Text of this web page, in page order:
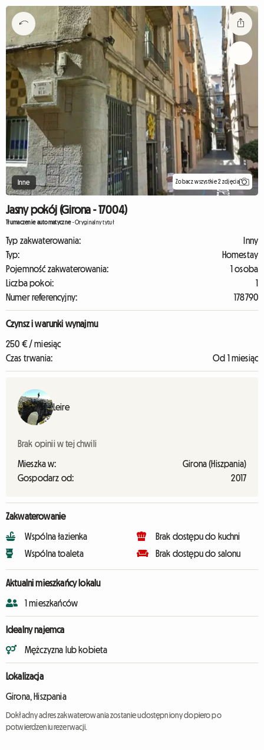
Inne Zobacz wszystkie 2 zdjęcia
Jasny pokój (Girona - 17004)
Tłumaczenie automatyczne-Oryginalny tytuł
Typ zakwaterowania:
Inny
Typ:
Homestay
Pojemność zakwaterowania:
1 osoba
Liczba pokoi:
1
Numer referencyjny:
178790
Czynsz i warunki wynajmu
250 € / miesiąc
Czas trwania:
Od 1 miesiąc
Leire
Brak opinii w tej chwili
Mieszka w:
Girona (Hiszpania)
Gospodarz od:
2017
Zakwaterowanie
Wspólna łazienka
Wspólna toaleta
Brak dostępu do kuchni
Brak dostępu do salonu
Aktualni mieszkańcy lokalu
1 mieszkańców
Idealny najemca
Mężczyzna lub kobieta
Lokalizacja
Girona, Hiszpania
Dokładny adres zakwaterowania zostanie udostępniony dopiero po
potwierdzeniu rezerwacji.